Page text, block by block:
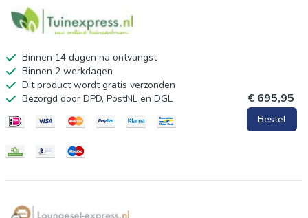
Binnen 14 dagen na ontvangst
Binnen 2 werkdagen
Dit product wordt gratis verzonden
Bezorgd door DPD, PostNL en DGL
€ 695,95
Bestel